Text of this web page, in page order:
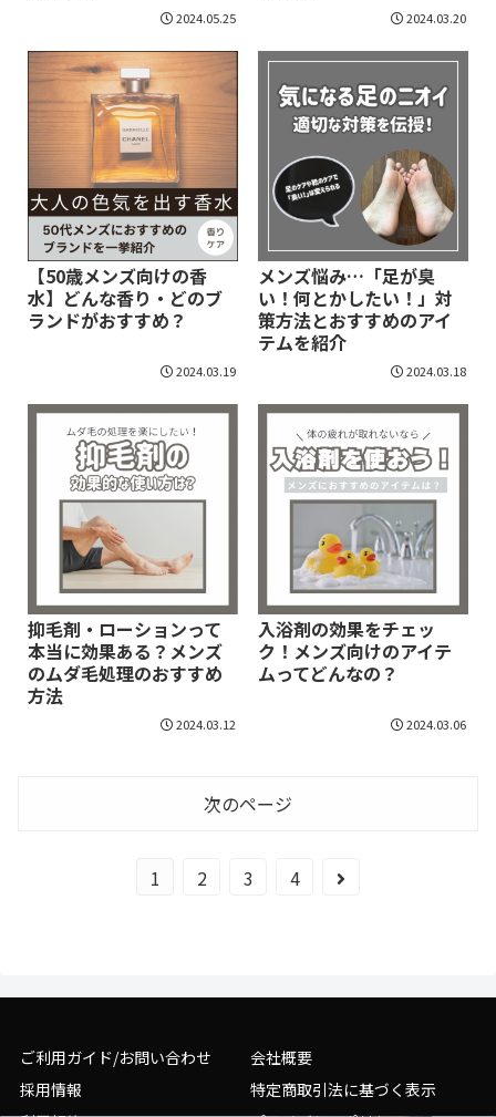
2024.05.25 2024.03.20
【50歳メンズ向けの香
水】どんな香り・どのブ
ランドがおすすめ？
2024.03.19
メンズ悩み…「足が臭
い！何とかしたい！」対
策方法とおすすめのアイ
テムを紹介
2024.03.18
抑毛剤・ローションって
本当に効果ある？メンズ
のムダ毛処理のおすすめ
方法
2024.03.12
入浴剤の効果をチェッ
ク！メンズ向けのアイテ
ムってどんなの？
2024.03.06
次のページ
1 2 3 4
ご利用ガイド/お問い合わせ
会社概要
採用情報
特定商取引法に基づく表示